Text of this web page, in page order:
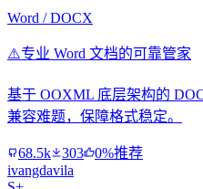
Word / DOCX
⚠️专业 Word 文档的可靠管家
基于 OOXML 底层架构的
兼容难题，保障格式稳定。
68.5k 303
0%推荐
ivangdavila